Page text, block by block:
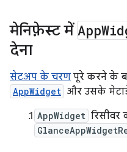
मेनिफ़ेस्ट मेंApp
देना
सेटअप के चरण पूरे करने के
AppWidget और उसके
AppWidget रिसीवर